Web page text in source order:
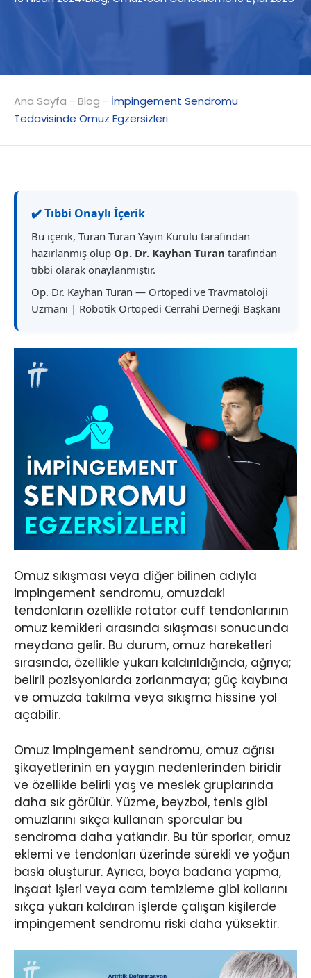
Ana Sayfa - Blog - İmpingement Sendromu
Tedavisinde Omuz Egzersizleri
✔️ Tıbbi Onaylı İçerik
Bu içerik, Turan Turan Yayın Kurulu tarafından
hazırlanmış olup Op. Dr. Kayhan Turan tarafından
tıbbi olarak onaylanmıştır.
Op. Dr. Kayhan Turan — Ortopedi ve Travmatoloji
Uzmanı | Robotik Ortopedi Cerrahi Derneği Başkanı
Omuz sıkışması veya diğer bilinen adıyla
impingement sendromu, omuzdaki
tendonların özellikle rotator cuff tendonlarının
omuz kemikleri arasında sıkışması sonucunda
meydana gelir. Bu durum, omuz hareketleri
sırasında, özellikle yukarı kaldırıldığında, ağrıya;
belirli pozisyonlarda zorlanmaya; güç kaybına
ve omuzda takılma veya sıkışma hissine yol
açabilir.
Omuz impingement sendromu, omuz ağrısı
şikayetlerinin en yaygın nedenlerinden biridir
ve özellikle belirli yaş ve meslek gruplarında
daha sık görülür. Yüzme, beyzbol, tenis gibi
omuzlarını sıkça kullanan sporcular bu
sendroma daha yatkındır. Bu tür sporlar, omuz
eklemi ve tendonları üzerinde sürekli ve yoğun
baskı oluşturur. Ayrıca, boya badana yapma,
inşaat işleri veya cam temizleme gibi kollarını
sıkça yukarı kaldıran işlerde çalışan kişilerde
impingement sendromu riski daha yüksektir.